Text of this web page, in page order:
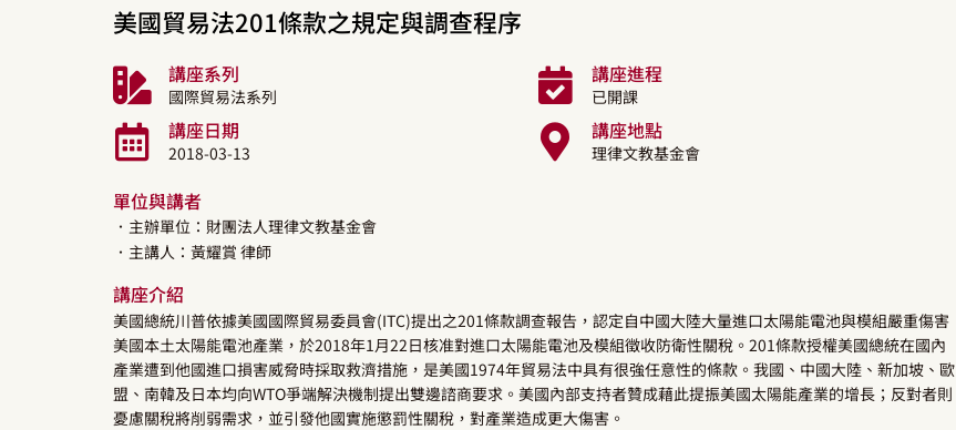
美國貿易法201條款之規定與調查程序
講座系列
國際貿易法系列
講座進程
已開課
講座日期
2018-03-13
講座地點
理律文教基金會
單位與講者
．主辦單位：財團法人理律文教基金會
．主講人： 黃耀賞 律師
講座介紹
美國總統川普依據美國國際貿易委員會(ITC)提出之201條款調查報告，認定自中國大陸大量進口太陽能電池與模組嚴重傷害
美國本土太陽能電池產業，於2018年1月22日核准對進口太陽能電池及模組徵收防衛性關稅。201條款授權美國總統在國內
產業遭到他國進口損害威脅時採取救濟措施，是美國1974年貿易法中具有很強任意性的條款。我國、中國大陸、新加坡、歐
盟、南韓及日本均向WTO爭端解決機制提出雙邊諮商要求。美國內部支持者贊成藉此提振美國太陽能產業的增長；反對者則
憂慮關稅將削弱需求，並引發他國實施懲罰性關稅，對產業造成更大傷害。